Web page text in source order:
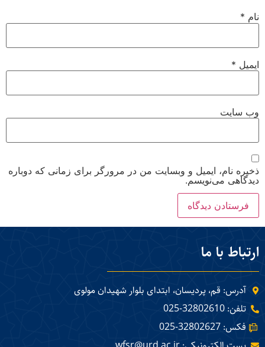
نام *
ایمیل *
وب‌ سایت
ذخیره نام، ایمیل و وبسایت من در مرورگر برای زمانی که دوباره
دیدگاهی می‌نویسم.
ارتباط با ما
آدرس: قم، پردیسان، ابتدای بلوار شهیدان مولوی
تلفن: 32802610-025
فکس: 32802627-025